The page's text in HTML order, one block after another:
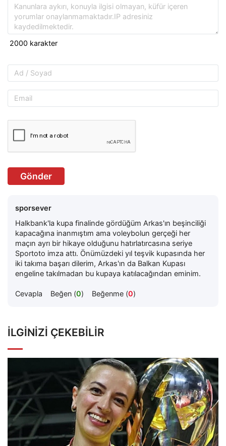
Gönder
sporsever
Halkbank'la kupa finalinde gördüğüm Arkas'ın beşinciliği
kapacağına inanmıştım ama voleybolun gerçeği her
maçın ayrı bir hikaye olduğunu hatırlatırcasına seriye
Sportoto imza attı. Önümüzdeki yıl teşvik kupasında her
iki takıma başarı dilerim, Arkas'ın da Balkan Kupası
engeline takılmadan bu kupaya katılacağından eminim.
Cevapla Beğen (0) Beğenme (0)
İLGINIZI ÇEKEBILIR